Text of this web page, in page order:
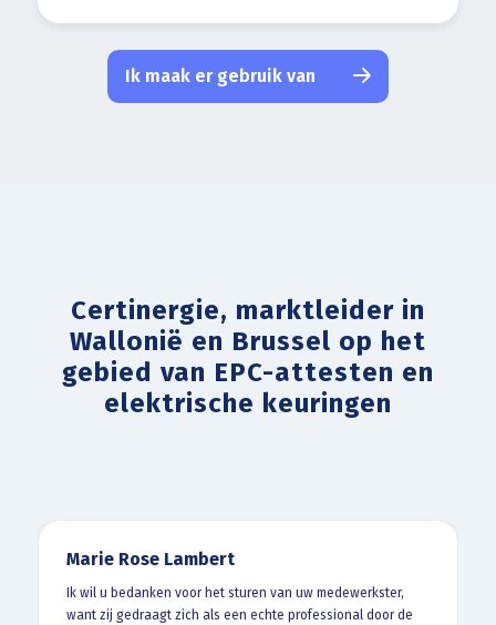
Ik maak er gebruik van
Certinergie, marktleider in
Wallonië en Brussel op het
gebied van EPC-attesten en
elektrische keuringen
Marie Rose Lambert
Ik wil u bedanken voor het sturen van uw medewerkster,
want zij gedraagt zich als een echte professional door de